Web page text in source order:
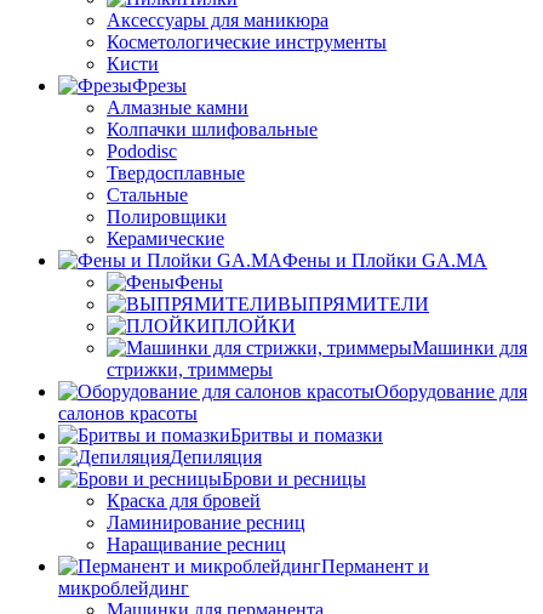
Аксессуары для маникюра
Косметологические инструменты
Кисти
Фрезы
Алмазные камни
Колпачки шлифовальные
Pododisc
Твердосплавные
Стальные
Полировщики
Керамические
Фены и Плойки GA.MA
Фены
ВЫПРЯМИТЕЛИ
ПЛОЙКИ
Машинки для
стрижки, триммеры
Оборудование для
салонов красоты
Бритвы и помазки
Депиляция
Брови и ресницы
Краска для бровей
Ламинирование ресниц
Наращивание ресниц
Перманент и
микроблейдинг
Машинки для перманента